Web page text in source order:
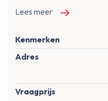
Lees meer
Kenmerken
Adres
Vraagprijs